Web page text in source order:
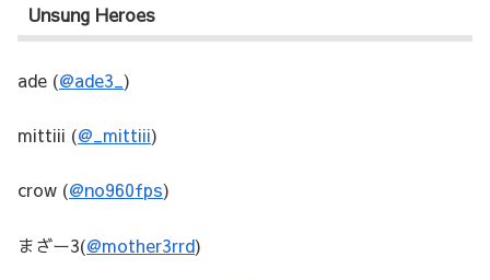
Unsung Heroes
ade (@ade3_ )
mittiii (@_mittiii)
crow (@no960fps)
まざー3(@mother3rrd)